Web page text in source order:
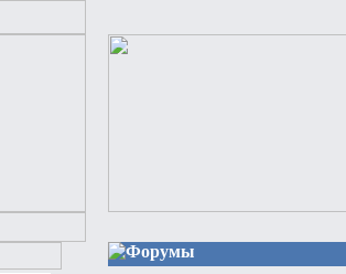
Форумы